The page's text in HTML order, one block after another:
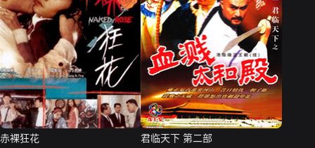
赤裸狂花
君临天下 第二部